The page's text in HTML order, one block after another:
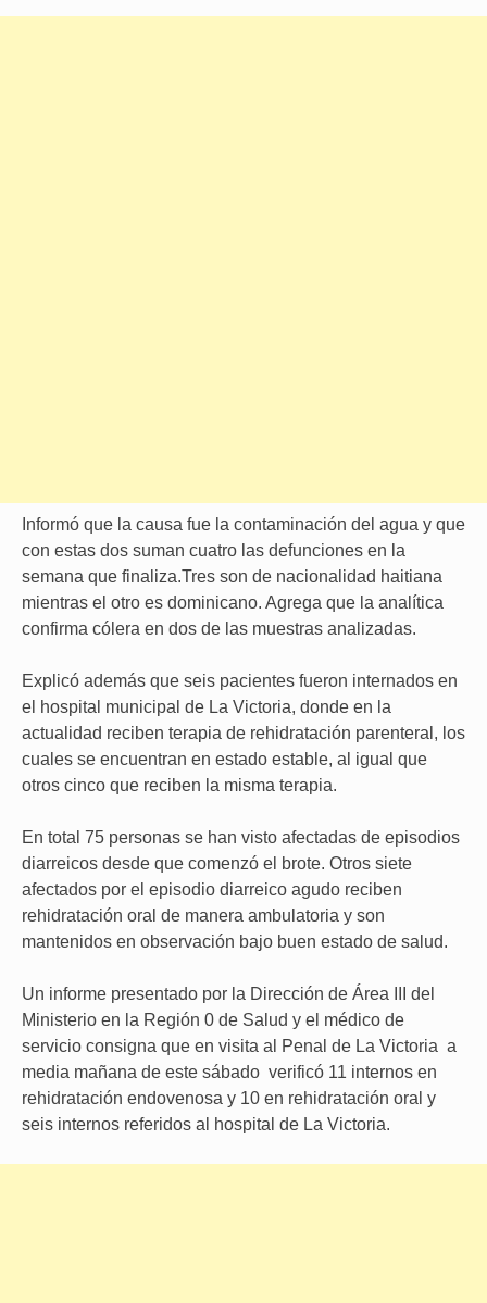
Informó que la causa fue la contaminación del agua y que
con estas dos suman cuatro las defunciones en la
semana que finaliza.Tres son de nacionalidad haitiana
mientras el otro es dominicano. Agrega que la analítica
confirma cólera en dos de las muestras analizadas.
Explicó además que seis pacientes fueron internados en
el hospital municipal de La Victoria, donde en la
actualidad reciben terapia de rehidratación parenteral, los
cuales se encuentran en estado estable, al igual que
otros cinco que reciben la misma terapia.
En total 75 personas se han visto afectadas de episodios
diarreicos desde que comenzó el brote. Otros siete
afectados por el episodio diarreico agudo reciben
rehidratación oral de manera ambulatoria y son
mantenidos en observación bajo buen estado de salud.
Un informe presentado por la Dirección de Área III del
Ministerio en la Región 0 de Salud y el médico de
servicio consigna que en visita al Penal de La Victoria a
media mañana de este sábado verificó 11 internos en
rehidratación endovenosa y 10 en rehidratación oral y
seis internos referidos al hospital de La Victoria.